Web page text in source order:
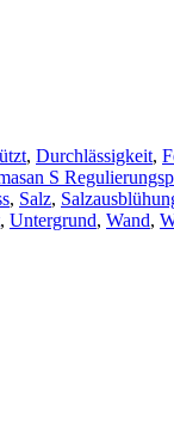
, Durchlässigkeit,
S
, Salz,
, Untergrund, Wand,